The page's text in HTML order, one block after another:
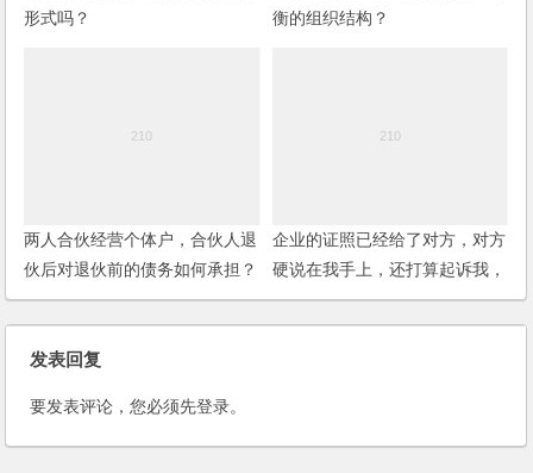
形式吗？
衡的组织结构？
两人合伙经营个体户，合伙人退
伙后对退伙前的债务如何承担？
企业的证照已经给了对方，对方
硬说在我手上，还打算起诉我，
如何应对？
发表回复
要发表评论，您必须先登录。